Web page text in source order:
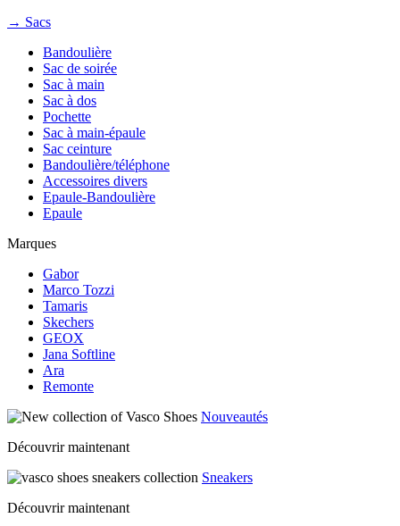
→ Sacs
Bandoulière
Sac de soirée
Sac à main
Sac à dos
Pochette
Sac à main-épaule
Sac ceinture
Bandoulière/téléphone
Accessoires divers
Epaule-Bandoulière
Epaule
Marques
Gabor
Marco Tozzi
Tamaris
Skechers
GEOX
Jana Softline
Ara
Remonte
Nouveautés
Découvrir maintenant
Sneakers
Découvrir maintenant